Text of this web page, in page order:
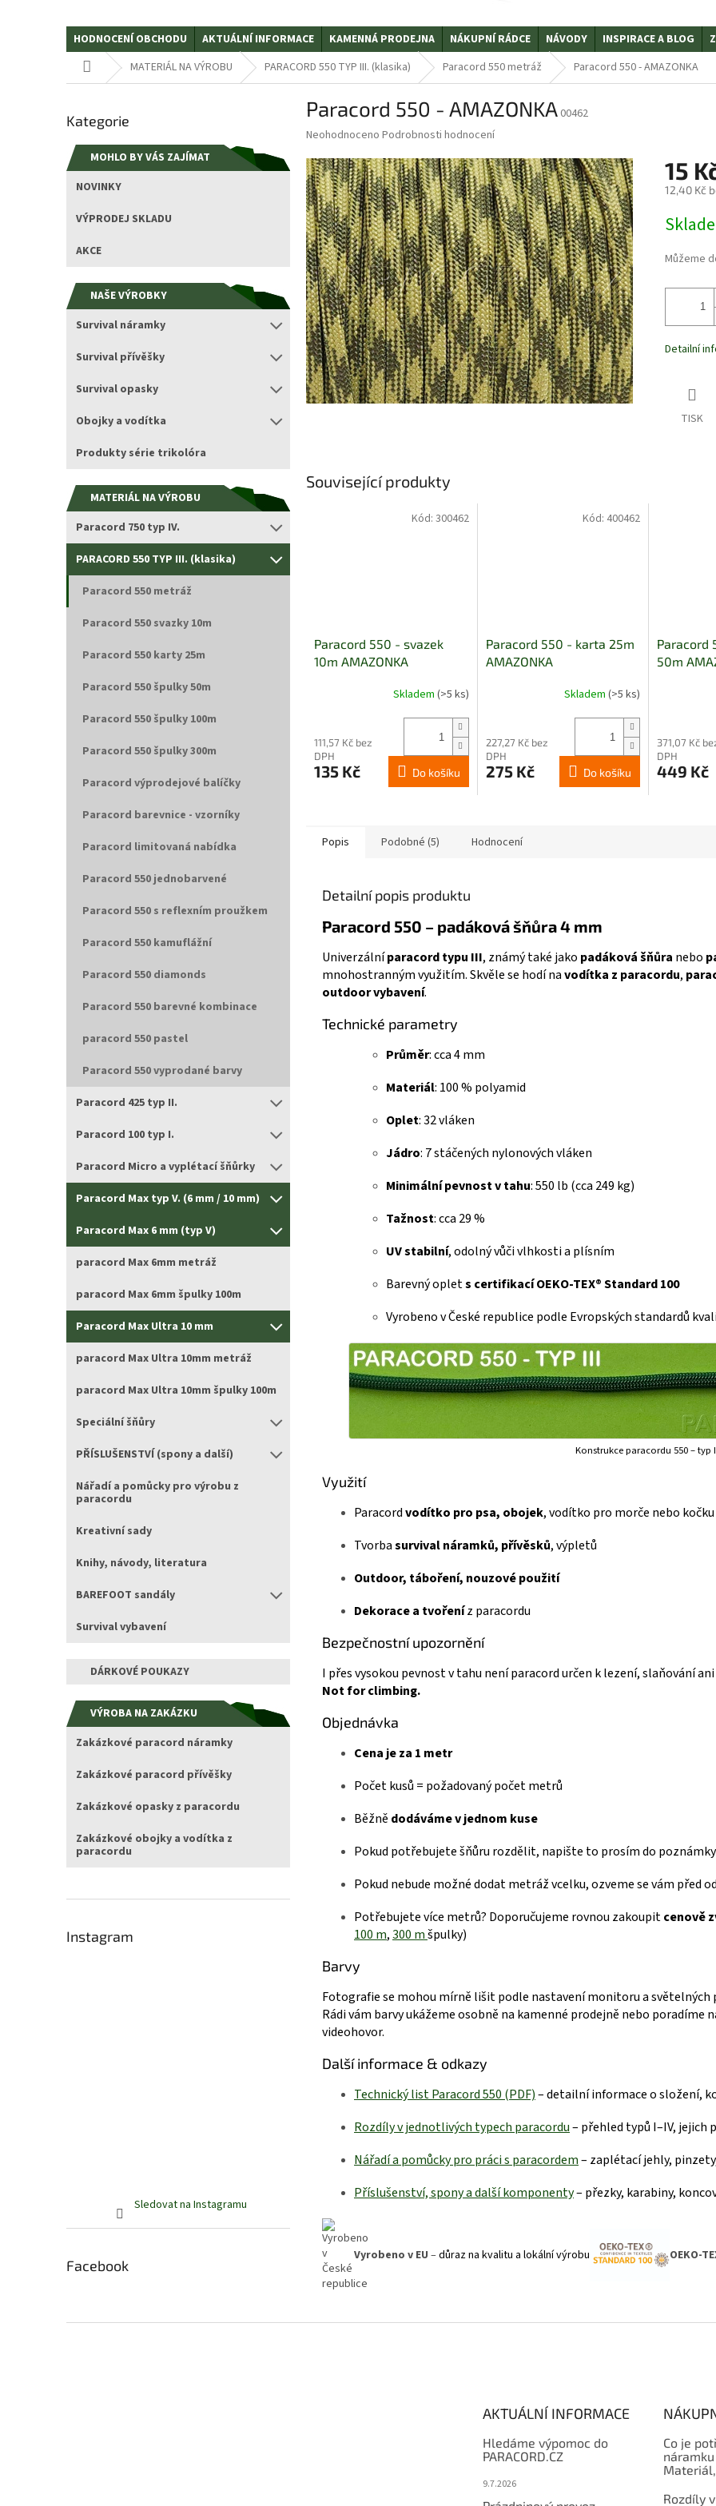
HODNOCENÍ OBCHODU AKTUÁLNÍ INFORMACE KAMENNÁ PRODEJNA NÁKUPNÍ RÁDCE NÁVODY INSPIRACE A BLOG
Domů MATERIÁL NA VÝROBU PARACORD 550 TYP III. (klasika) Paracord 550 metráž Paracord 550 - AMAZONKA
s
r
n
e
kategorie
Kategorie
MOHLO BY VÁS ZAJÍMAT
NOVINKY
VÝPRODEJ SKLADU
AKCE
NAŠE VÝROBKY
Survival náramky
Survival přívěšky
Survival opasky
Obojky a vodítka
Produkty série trikolóra
MATERIÁL NA VÝROBU
Paracord 750 typ IV.
PARACORD 550 TYP III. (klasika)
Paracord 550 metráž
Paracord 550 svazky 10m
Paracord 550 karty 25m
Paracord 550 špulky 50m
Paracord 550 špulky 100m
Paracord 550 špulky 300m
Paracord výprodejové balíčky
Paracord barevnice - vzorníky
Paracord limitovaná nabídka
Paracord 550 jednobarvené
Paracord 550 s reflexním proužkem
Paracord 550 kamuflážní
Paracord 550 diamonds
Paracord 550 barevné kombinace
paracord 550 pastel
Paracord 550 vyprodané barvy
Paracord 425 typ II.
Paracord 100 typ I.
Paracord Micro a vyplétací šňůrky
Paracord Max typ V. (6 mm / 10 mm)
Paracord Max 6 mm (typ V)
paracord Max 6mm metráž
paracord Max 6mm špulky 100m
Paracord Max Ultra 10 mm
paracord Max Ultra 10mm metráž
paracord Max Ultra 10mm špulky 100m
Speciální šňůry
PŘÍSLUŠENSTVÍ (spony a další)
Nářadí a pomůcky pro výrobu z
paracordu
Kreativní sady
Knihy, návody, literatura
BAREFOOT sandály
Survival vybavení
DÁRKOVÉ POUKAZY
VÝROBA NA ZAKÁZKU
Zakázkové paracord náramky
Zakázkové paracord přívěšky
Zakázkové opasky z paracordu
Zakázkové obojky a vodítka z
paracordu
Instagram
Sledovat na Instagramu
Facebook
Paracord 550 - AMAZONKA 00462
Průměrné
produktu
je
0,0
z
5
hvězdiček.
Neohodnoceno Podrobnosti hodnocení
15
12,40 Kč
cena:
Můžeme
Detailní
TISK
Související produkty
Paracord 550 - svazek
10m AMAZONKA
Skladem (>5 ks)
111,57 Kč bez
DPH
135 Kč Do košíku
Kód: 300462
Paracord 550 - karta 25m
AMAZONKA
Skladem (>5 ks)
227,27 Kč bez
DPH
275 Kč Do košíku
Kód: 400462
Paracord
50m
371,07 Kč
DPH
449 Kč
Popis Podobné (5) Hodnocení
Detailní popis produktu
Paracord 550 – padáková šňůra 4 mm
Univerzálníparacord typu III, známý také jako padáková šňůra nebo
mnohostranným využitím. Skvěle se hodí navodítka z paracordu,
outdoor vybavení.
Technické parametry
Průměr: cca 4 mm
Materiál: 100 % polyamid
Oplet: 32 vláken
Jádro: 7 stáčených nylonových vláken
Minimální pevnost v tahu: 550 lb (cca 249 kg)
Tažnost: cca 29 %
UV stabilní, odolný vůči vlhkosti a plísním
Barevný oplets certifikací OEKO-TEX® Standard 100
Vyrobeno v České republice podle Evropských standardů
Konstrukce paracordu 550 – typ
Využití
Paracordvodítko pro psa, obojek, vodítko pro morče nebo kočku
Tvorbasurvival náramků, přívěsků, výpletů
Outdoor, táboření, nouzové použití
Dekorace a tvořeníz paracordu
Bezpečnostní upozornění
I přes vysokou pevnost v tahu není paracord určen k lezení, slaňování
Not for climbing.
Objednávka
Cena je za 1 metr
Počet kusů = požadovaný počet metrů
Běžně dodáváme v jednom kuse
Pokud potřebujete šňůru rozdělit, napište to prosím do
Pokud nebude možné dodat metráž vcelku, ozveme se vám před
Potřebujete více metrů? Doporučujeme rovnou zakoupitcenově
100 m,300 mšpulky)
Barvy
Fotografie se mohou mírně lišit podle nastavení monitoru a světelných
Rádi vám barvy ukážeme osobně na kamenné prodejně nebo poradíme
videohovor.
Další informace & odkazy
Technický list Paracord 550 (PDF)– detailní informace o složení,
Rozdíly v jednotlivých typech paracordu– přehled typů I–IV, jejich
Nářadí a pomůcky pro práci s paracordem– zaplétací jehly,
Příslušenství, spony a další komponenty– přezky, karabiny,
Vyrobeno v EU –důraz na kvalitu a lokální výrobu OEKO-
AKTUÁLNÍ INFORMACE
Hledáme výpomoc do
PARACORD.CZ
9.7.2026
Co je
Rozdíly